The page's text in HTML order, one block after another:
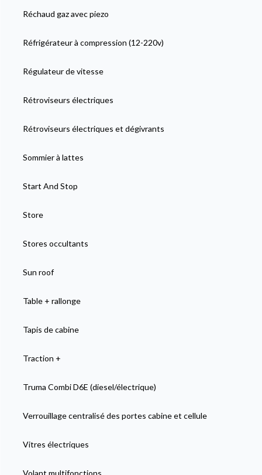
Réchaud gaz avec piezo
Réfrigérateur à compression (12-220v)
Régulateur de vitesse
Rétroviseurs électriques
Rétroviseurs électriques et dégivrants
Sommier à lattes
Start And Stop
Store
Stores occultants
Sun roof
Table + rallonge
Tapis de cabine
Traction +
Truma Combi D6E (diesel/électrique)
Verrouillage centralisé des portes cabine et cellule
Vitres électriques
Volant multifonctions